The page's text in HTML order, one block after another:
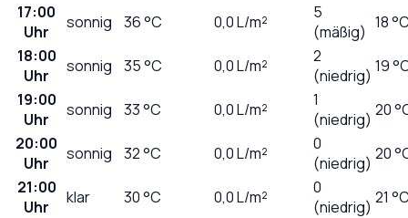
17:00
Uhr
sonnig 36°C 0,0L/m²
5
(mäßig) 18
18:00
Uhr
sonnig 35°C 0,0L/m²
2
(niedrig) 19
19:00
Uhr
sonnig 33°C 0,0L/m²
1
(niedrig) 20
20:00
Uhr
sonnig 32°C 0,0L/m²
0
(niedrig) 20
21:00
Uhr
klar 30°C 0,0L/m²
0
(niedrig) 21